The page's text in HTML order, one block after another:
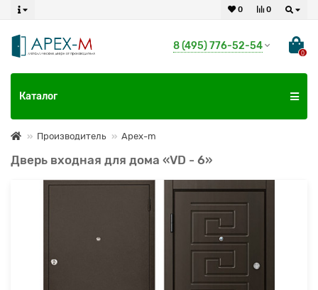
0
0
8 (495) 776-52-54
0
Каталог
Производитель Apex-m
Дверь входная для дома «VD - 6»